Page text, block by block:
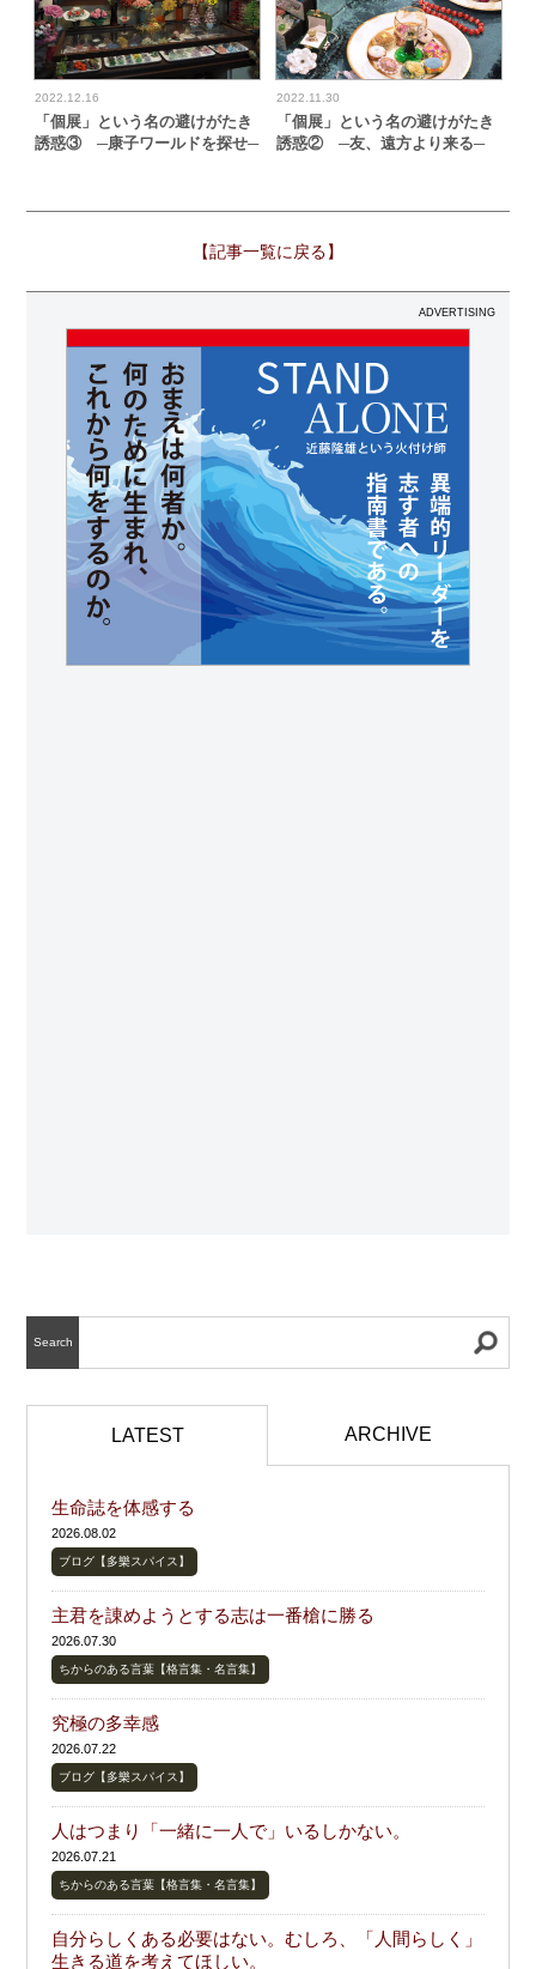
2022.12.16
「個展」という名の避けがたき
誘惑③ ─康子ワールドを探せ─
2022.11.30
「個展」という名の避けがたき
誘惑② ─友、遠方より来る─
【記事一覧に戻る】
ADVERTISING
Search
LATEST ARCHIVE
生命誌を体感する
2026.08.02
ブログ【多樂スパイス】
主君を諌めようとする志は一番槍に勝る
2026.07.30
ちからのある言葉【格言集・名言集】
究極の多幸感
2026.07.22
ブログ【多樂スパイス】
人はつまり「一緒に一人で」いるしかない。
2026.07.21
ちからのある言葉【格言集・名言集】
自分らしくある必要はない。むしろ、「人間らしく」
生きる道を考えてほしい。